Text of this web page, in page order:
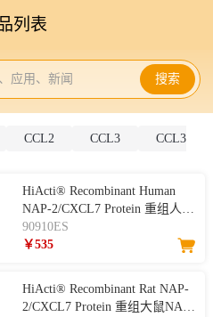
列表
应用、新闻 搜索
CCL2 CCL3 CCL3L1
HiActi® Recombinant Human
NAP-2/CXCL7 Protein 重组人
CXCL7
90910ES
￥535
HiActi® Recombinant Rat NAP-
2/CXCL7 Protein 重组大鼠NAP-